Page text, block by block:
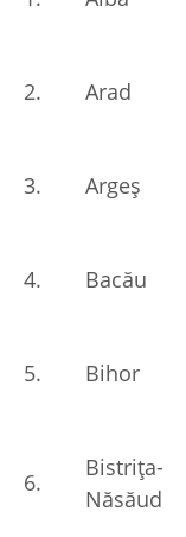
2. Arad
3. Argeș
4. Bacău
5. Bihor
6.
Bistrița-
Năsăud